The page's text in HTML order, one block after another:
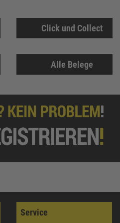
Click und Collect
Alle Belege
Service